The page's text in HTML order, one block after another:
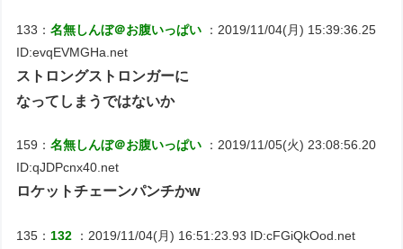
133：名無しんぼ＠お腹いっぱい
：2019/11/04(月) 15:39:36.25
ID:evqEVMGHa.net
ストロングストロンガーに
なってしまうではないか
159：名無しんぼ＠お腹いっぱい
：2019/11/05(火) 23:08:56.20
ID:qJDPcnx40.net
ロケットチェーンパンチかw
135： 132 ：2019/11/04(月) 16:51:23.93 ID:cFGiQkOod.net